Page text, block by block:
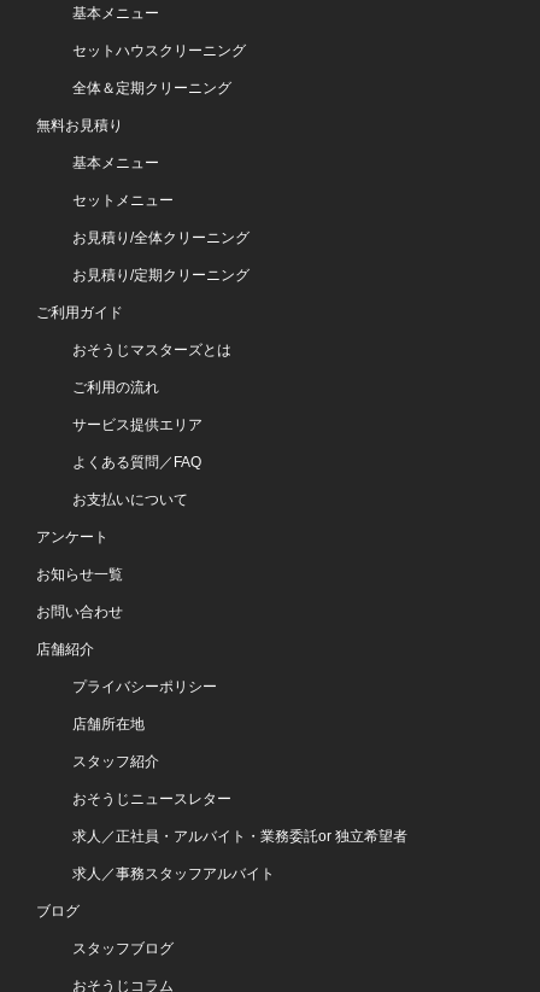
基本メニュー
セットハウスクリーニング
全体＆定期クリーニング
無料お見積り
基本メニュー
セットメニュー
お見積り/全体クリーニング
お見積り/定期クリーニング
ご利用ガイド
おそうじマスターズとは
ご利用の流れ
サービス提供エリア
よくある質問／FAQ
お支払いについて
アンケート
お知らせ一覧
お問い合わせ
店舗紹介
プライバシーポリシー
店舗所在地
スタッフ紹介
おそうじニュースレター
求人／正社員・アルバイト・業務委託or 独立希望者
求人／事務スタッフアルバイト
ブログ
スタッフブログ
おそうじコラム